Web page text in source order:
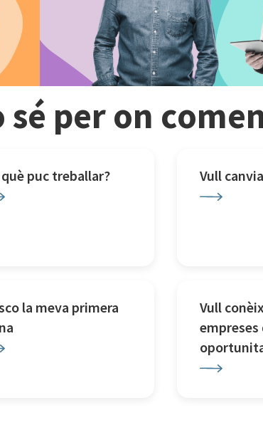
per on
què puc treballar? Vull
la meva primera
Vull
empreses